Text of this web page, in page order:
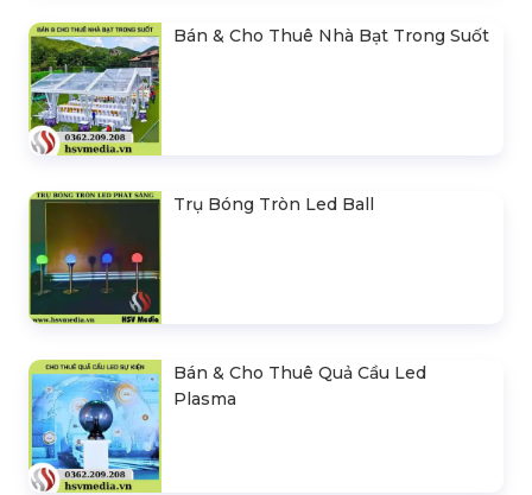
Bán & Cho Thuê Nhà Bạt Trong Suốt
Trụ Bóng Tròn Led Ball
Bán & Cho Thuê Quả Cầu Led
Plasma